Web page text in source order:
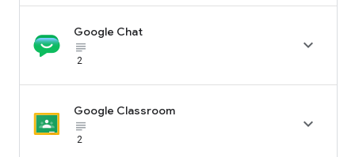
Google Chat
subject_black
2

Google Classroom
subject_black
2
